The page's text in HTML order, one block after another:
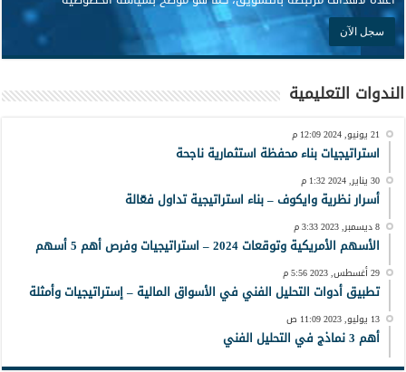
الندوات التعليمية
21 يونيو, 2024 12:09 م
استراتيجيات بناء محفظة استثمارية ناجحة
30 يناير, 2024 1:32 م
أسرار نظرية وايكوف – بناء استراتيجية تداول فعّالة
8 ديسمبر, 2023 3:33 م
الأسهم الأمريكية وتوقعات 2024 – استراتيجيات وفرص أهم 5 أسهم
29 أغسطس, 2023 5:56 م
تطبيق أدوات التحليل الفني في الأسواق المالية – إستراتيجيات وأمثلة
13 يوليو, 2023 11:09 ص
أهم 3 نماذج في التحليل الفني